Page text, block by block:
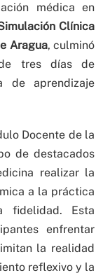
médica en
Clínica
Aragua, culminó
tres días de
de aprendizaje
Docente de la
de destacados
realizar la
a la práctica
fidelidad. Esta
enfrentar
la realidad
reflexivo y la